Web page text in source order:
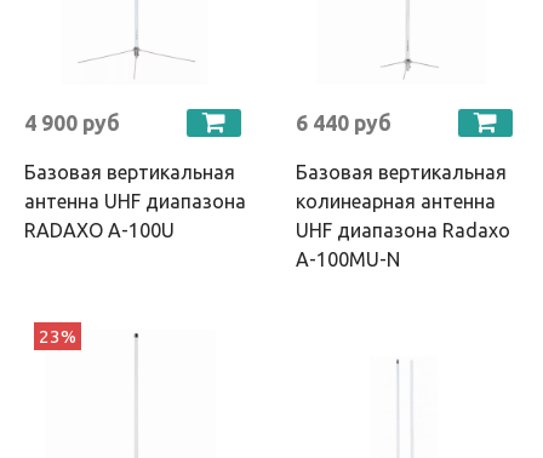
4 900 руб
Базовая вертикальная
антенна UHF диапазона
RADAXO A-100U
6 440 руб
Базовая вертикальная
колинеарная антенна
UHF диапазона Radaxo
A-100MU-N
23%